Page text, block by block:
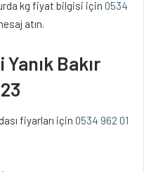
kg fiyat bilgisi için 0534
atın.
Bakır
fiyarları için 0534 962 01